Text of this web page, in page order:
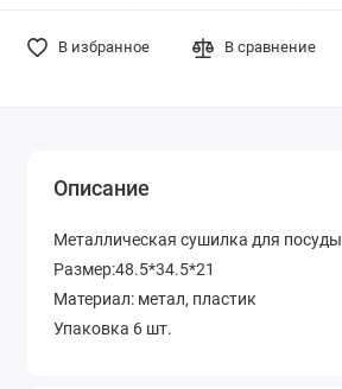
В избранное В сравнение
Описание
Металлическая сушилка для посуды
Размер:48.5*34.5*21
Материал: метал, пластик
Упаковка 6 шт.